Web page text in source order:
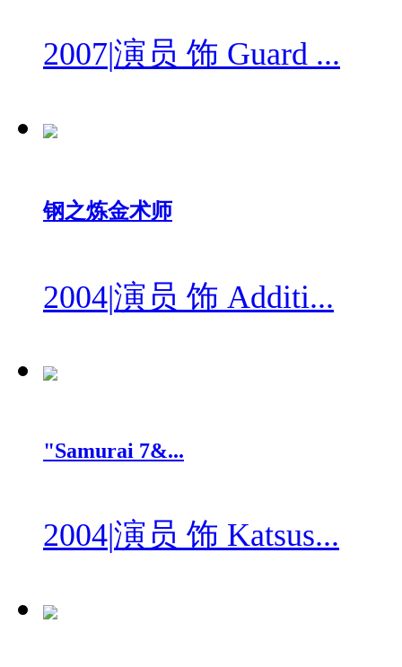
2007|演员 饰 Guard ...
钢之炼金术师
2004|演员 饰 Additi...
"Samurai 7&...
2004|演员 饰 Katsus...